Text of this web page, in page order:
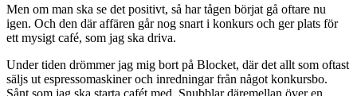
Men om man ska se det positivt, så har tågen börjat gå oftare nu
igen. Och den där affären går nog snart i konkurs och ger plats för
ett mysigt café, som jag ska driva.
Under tiden drömmer jag mig bort på Blocket, där det allt som oftast
säljs ut espressomaskiner och inredningar från något konkursbo.